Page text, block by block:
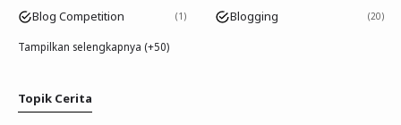
Blog Competition 1 Blogging 20
Tampilkan selengkapnya (+50)
Topik Cerita